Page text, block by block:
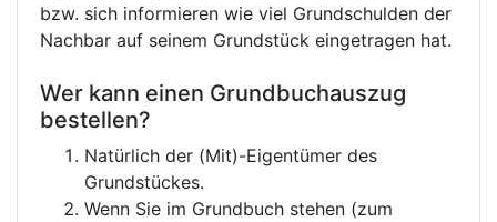
bzw. sich informieren wie viel Grundschulden der
Nachbar auf seinem Grundstück eingetragen hat.
Wer kann einen Grundbuchauszug
bestellen?
Natürlich der (Mit)-Eigentümer des
Grundstückes.
Wenn Sie im Grundbuch stehen (zum